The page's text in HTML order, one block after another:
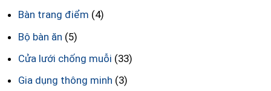
Bàn trang điểm (4)
Bộ bàn ăn (5)
Cửa lưới chống muỗi (33)
Gia dụng thông minh (3)